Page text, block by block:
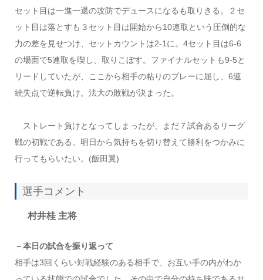
セット目は一進一退の攻防でデュースになるも取りきる。２セ
ット目は落とすも３セット目は開始から10連取という圧倒的な
力の差を見せつけ、セットカウントは2-1に。4セット目は6-6
の場面で5連取を喫し、取りこぼす。ファイナルセットも9-5と
リードしていたが、ここから相手の粘りのプレーに屈し、6連
続失点で逆転負け。法大の敗戦が決まった。
ストレート負けとなってしまったが、まだ７試合あるリーグ
戦の初戦である。明日から気持ちを切り替えて勝利をつかみに
行ってもらいたい。(飯田翼)
選手コメント
村井桂 主将
－本日の試合を振り返って
相手は3回くらい対戦経験のある相手で、お互い手の内がわか